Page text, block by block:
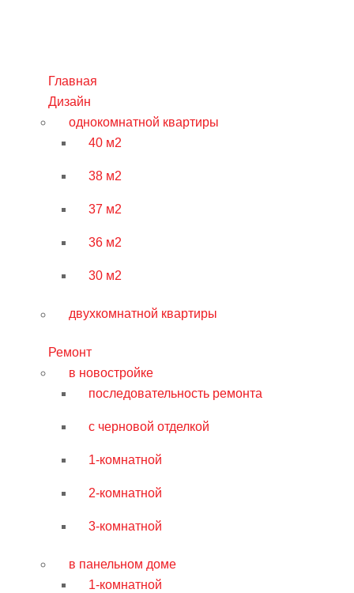
Главная
Дизайн
однокомнатной квартиры
40 м2
38 м2
37 м2
36 м2
30 м2
двухкомнатной квартиры
Ремонт
в новостройке
последовательность ремонта
с черновой отделкой
1-комнатной
2-комнатной
3-комнатной
в панельном доме
1-комнатной